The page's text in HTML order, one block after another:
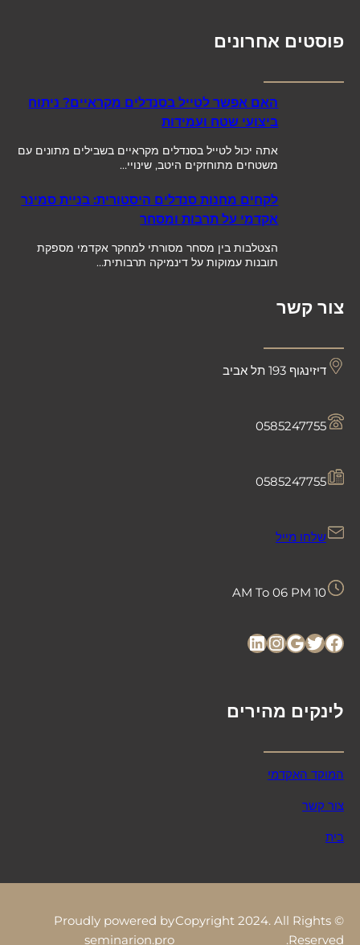
פוסטים אחרונים
האם אפשר לטייל בסנדלים מקראיים? ניתוח
ביצועי שטח ועמידות
אתה יכול לטייל בסנדלים מקראיים בשבילים מתונים עם
משטחים מתוחזקים היטב, שינויי…
לקחים מחנות סנדלים היסטורית: בניית סמינר
אקדמי על תרבות ומסחר
הצטלבות בין מסחר מסורתי למחקר אקדמי מספקת
תובנות עמוקות על דינמיקה תרבותית…
צור קשר
דיזינגוף 193 תל אביב
0585247755
0585247755
שלחו מייל
10 AM To 06 PM
Facebook
Twitter
Google
Instagram
LinkedIn
לינקים מהירים
המוקד האקדמי
צור קשר
בית
© Copyright 2024. All Rights
Reserved.
Proudly powered by
seminarion.pro